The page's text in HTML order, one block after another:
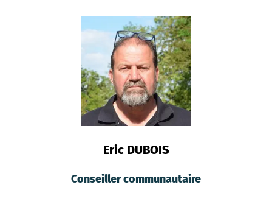
Eric DUBOIS
Conseiller communautaire